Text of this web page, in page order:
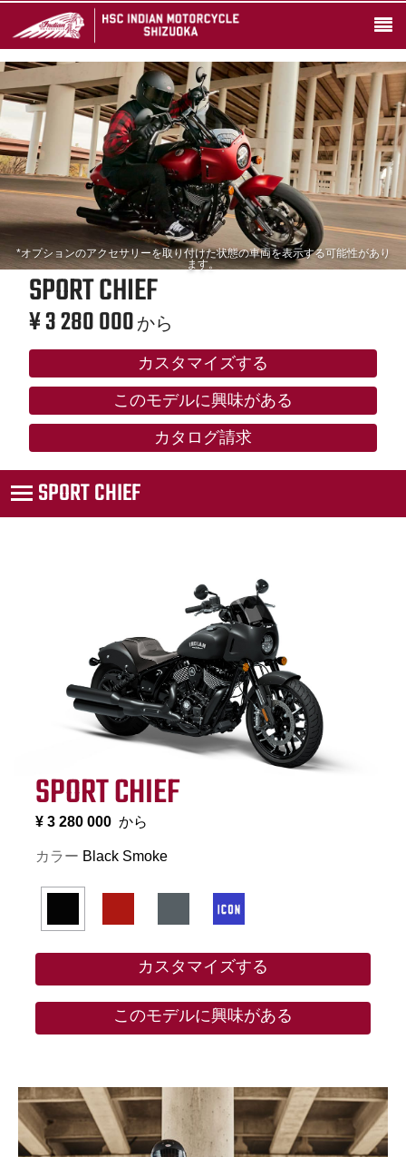
*オプションのアクセサリーを取り付けた状態の車両を表示する可能性があり
ます。
SPORT CHIEF
¥ 3 280 000から
カスタマイズする
このモデルに興味がある
カタログ請求
SPORT CHIEF
SPORT CHIEF
¥ 3 280 000 から
カラー Black Smoke
カスタマイズする
このモデルに興味がある